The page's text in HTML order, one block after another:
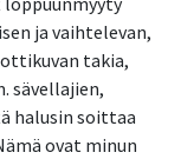
ja vaihtelevan,
takia,
sävellajien,
halusin soittaa
ovat minun